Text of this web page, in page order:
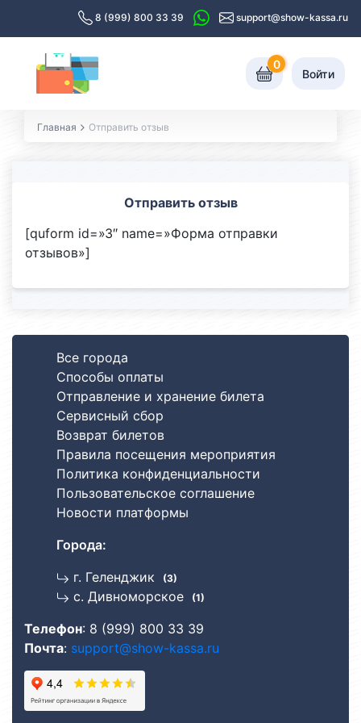
8 (999) 800 33 39 support@show-kassa.ru
0
Войти
Главная Отправить отзыв
Отправить отзыв
[quform id=»3″ name=»Форма отправки
отзывов»]
Все города
Способы оплаты
Отправление и хранение билета
Сервисный сбор
Возврат билетов
Правила посещения мероприятия
Политика конфиденциальности
Пользовательское соглашение
Новости платформы
Города:
г. Геленджик
(3)
с. Дивноморское (1)
Телефон: 8 (999) 800 33 39
Почта: support@show-kassa.ru